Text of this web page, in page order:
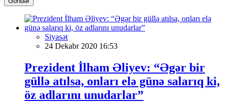
Siyasət
24 Dekabr 2020 16:53
Prezident İlham Əliyev: “Əgər bir
güllə atılsa, onları elə günə salarıq ki,
öz adlarını unudarlar”